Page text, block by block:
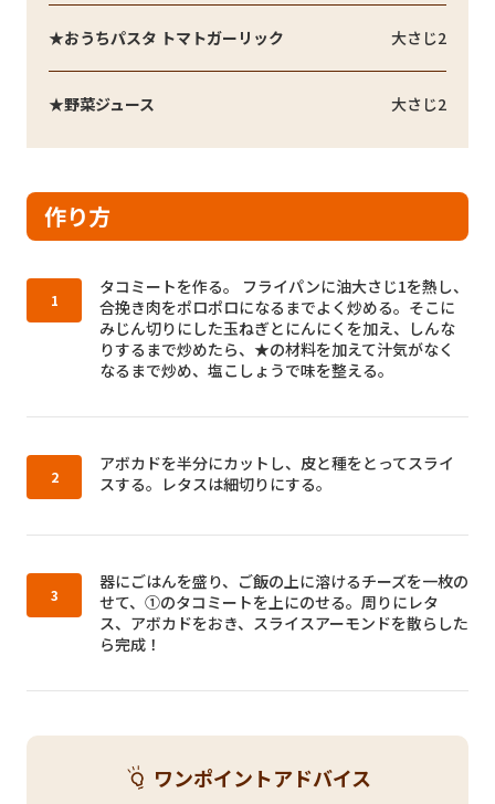
★おうちパスタ トマトガーリック 大さじ2
★野菜ジュース 大さじ2
作り方
作り方1：
タコミートを作る。 フライパンに油大さじ1を熱し、
合挽き肉をポロポロになるまでよく炒める。そこに
みじん切りにした玉ねぎとにんにくを加え、しんな
りするまで炒めたら、★の材料を加えて汁気がなく
なるまで炒め、塩こしょうで味を整える。
作り方2：
アボカドを半分にカットし、皮と種をとってスライ
スする。レタスは細切りにする。
作り方3：
器にごはんを盛り、ご飯の上に溶けるチーズを一枚の
せて、①のタコミートを上にのせる。周りにレタ
ス、アボカドをおき、スライスアーモンドを散らした
ら完成！
ワンポイントアドバイス